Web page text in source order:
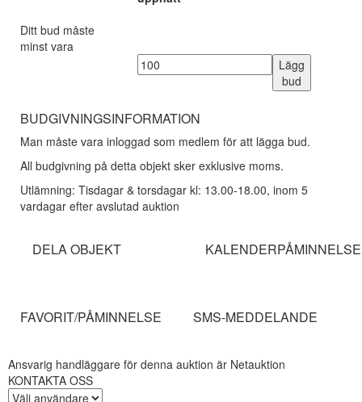
Ditt bud måste
minst vara
Lägg
bud
BUDGIVNINGSINFORMATION
Man måste vara inloggad som medlem för att lägga bud.
All budgivning på detta objekt sker exklusive moms.
Utlämning: Tisdagar & torsdagar kl: 13.00-18.00, inom 5
vardagar efter avslutad auktion
DELA OBJEKT KALENDERPÅMINNELSE
FAVORIT/PÅMINNELSE SMS-MEDDELANDE
Ansvarig handläggare för denna auktion är Netauktion
KONTAKTA OSS